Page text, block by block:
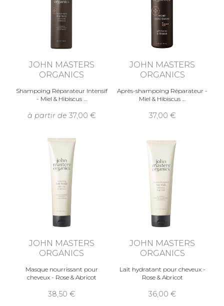
JOHN MASTERS
ORGANICS
Shampoing Réparateur Intensif
- Miel & Hibiscus
à partir de 37,00
JOHN MASTERS
ORGANICS
Après-shampoing Réparateur -
Miel & Hibiscus
37,00
JOHN MASTERS
ORGANICS
Masque nourrissant pour
cheveux - Rose & Abricot
38,50
JOHN MASTERS
ORGANICS
Lait hydratant pour cheveux -
Rose & Abricot
36,00